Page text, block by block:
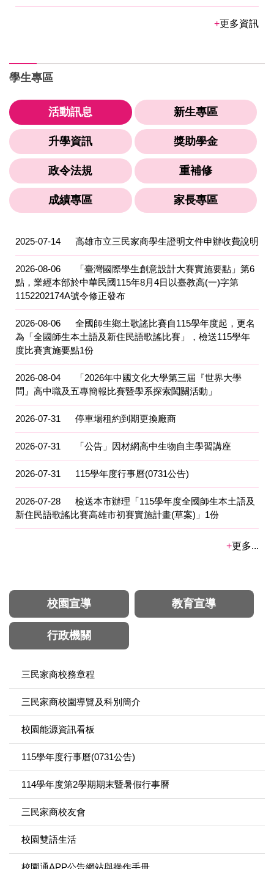
更多資訊
學生專區
活動訊息 新生專區
升學資訊 獎助學金
政令法規 重補修
成績專區 家長專區
2025-07-14 高雄市立三民家商學生證明文件申辦收費說明
2026-08-06
「臺灣國際學生創意設計大賽實施要點」第6
點，業經本部於中華民國115年8月4日以臺教高(一)字第
1152202174A號令修正發布
2026-08-06
全國師生鄉土歌謠比賽自115學年度起，更名
為「全國師生本土語及新住民語歌謠比賽」，檢送115學年
度比賽實施要點1份
2026-08-04
「2026年中國文化大學第三屆『世界大學
問』高中職及五專簡報比賽暨學系探索闖關活動」
2026-07-31 停車場租約到期更換廠商
2026-07-31 「公告」因材網高中生物自主學習講座
2026-07-31 115學年度行事曆(0731公告)
2026-07-28
檢送本市辦理「115學年度全國師生本土語及
新住民語歌謠比賽高雄市初賽實施計畫(草案)」1份
更多...
校園宣導 教育宣導
行政機關
三民家商校務章程
三民家商校園導覽及科別簡介
校園能源資訊看板
115學年度行事曆(0731公告)
114學年度第2學期期末暨暑假行事曆
三民家商校友會
校園雙語生活